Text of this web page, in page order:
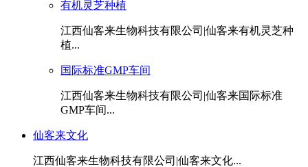
有机灵芝种植
江西仙客来生物科技有限公司|仙客来有机灵芝种
植...
国际标准GMP车间
江西仙客来生物科技有限公司|仙客来国际标准
GMP车间...
仙客来文化
江西仙客来生物科技有限公司|仙客来文化...